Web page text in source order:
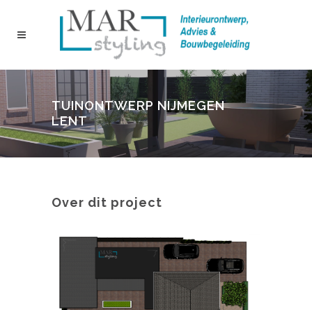
TUINONTWERP NIJMEGEN
LENT
Over dit project